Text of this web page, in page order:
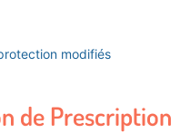
modifiés
de Prescription